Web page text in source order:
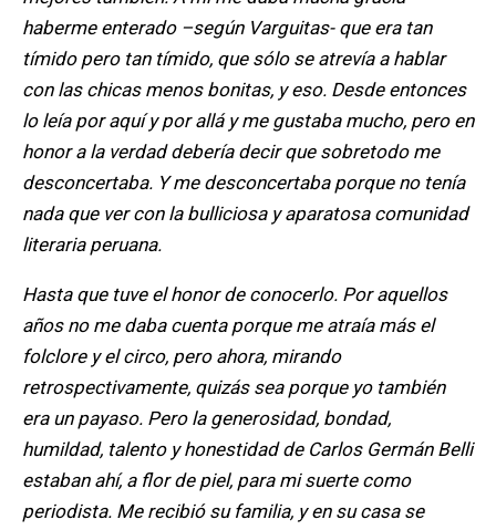
haberme enterado –según Varguitas- que era tan
tímido pero tan tímido, que sólo se atrevía a hablar
con las chicas menos bonitas, y eso. Desde entonces
lo leía por aquí y por allá y me gustaba mucho, pero en
honor a la verdad debería decir que sobretodo me
desconcertaba. Y me desconcertaba porque no tenía
nada que ver con la bulliciosa y aparatosa comunidad
literaria peruana.
Hasta que tuve el honor de conocerlo. Por aquellos
años no me daba cuenta porque me atraía más el
folclore y el circo, pero ahora, mirando
retrospectivamente, quizás sea porque yo también
era un payaso. Pero la generosidad, bondad,
humildad, talento y honestidad de Carlos Germán Belli
estaban ahí, a flor de piel, para mi suerte como
periodista. Me recibió su familia, y en su casa se